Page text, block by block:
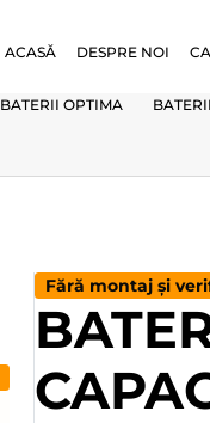
ACASĂ
DESPRE NOI
BATERII OPTIMA
Fără montaj și